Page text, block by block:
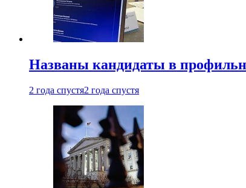
Названы кандидаты в
2 года спустя2 года спустя